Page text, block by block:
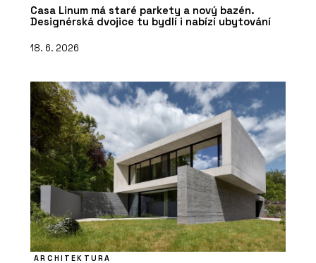
Casa Linum má staré parkety a nový bazén.
Designérská dvojice tu bydlí i nabízí ubytování
18. 6. 2026
ARCHITEKTURA